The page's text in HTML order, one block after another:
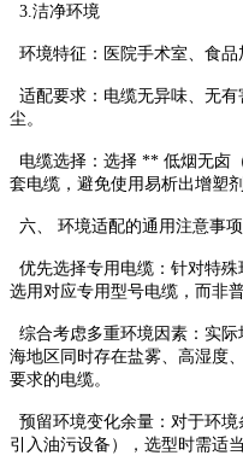
3.洁净环境
环境特征：医院手术室、食品
适配要求：电缆无异味、无
尘。
电缆选择：选择 ** 低烟无卤
套电缆，避免使用易析出增塑
六、 环境适配的通用注意事项
优先选择专用电缆：针对特
选用对应专用型号电缆，而非
综合考虑多重环境因素：实
海地区同时存在盐雾、高湿度
要求的电缆。
预留环境变化余量：对于环
引入油污设备），选型时需适